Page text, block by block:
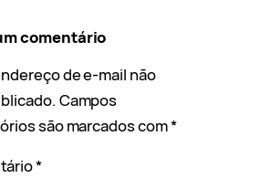
comentário
de e-mail não
Campos
são marcados com*
*